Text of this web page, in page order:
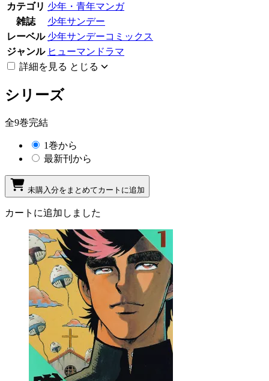
カテゴリ 少年・青年マンガ
雑誌
少年サンデー
レーベル 少年サンデーコミックス
ジャンル ヒューマンドラマ
詳細を見る とじる
シリーズ
全9巻完結
1巻から
最新刊から
未購入分をまとめてカートに追加
カートに追加しました